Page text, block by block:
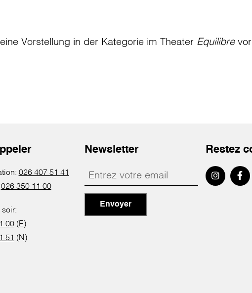
Vorstellung in der Kategorie im Theater Equilibre
026 407 51 41
026 350 11 00
00(E)
51 (N)
Newsletter
Envoyer
Restez